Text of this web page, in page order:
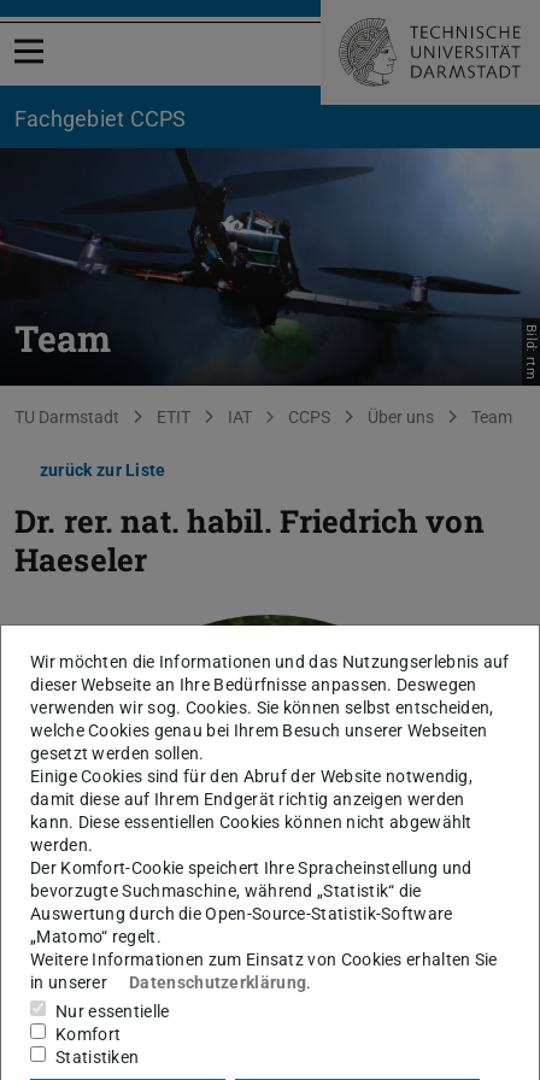
Menü öffnen
Fachgebiet CCPS
Team Bild: rtm
Sie befinden sich hier:
TU Darmstadt ETIT IAT CCPS Über uns Team
zurück zur Liste
Dr. rer. nat. habil. Friedrich von
Haeseler
Wir möchten die Informationen und das Nutzungserlebnis auf
dieser Webseite an Ihre Bedürfnisse anpassen. Deswegen
verwenden wir sog. Cookies. Sie können selbst entscheiden,
welche Cookies genau bei Ihrem Besuch unserer Webseiten
gesetzt werden sollen.
Einige Cookies sind für den Abruf der Website notwendig,
damit diese auf Ihrem Endgerät richtig anzeigen werden
kann. Diese essentiellen Cookies können nicht abgewählt
werden.
Der Komfort-Cookie speichert Ihre Spracheinstellung und
bevorzugte Suchmaschine, während „Statistik“ die
Auswertung durch die Open-Source-Statistik-Software
„Matomo“ regelt.
Weitere Informationen zum Einsatz von Cookies erhalten Sie
in unserer
Datenschutzerklärung.
Nur essentielle
Komfort
Statistiken